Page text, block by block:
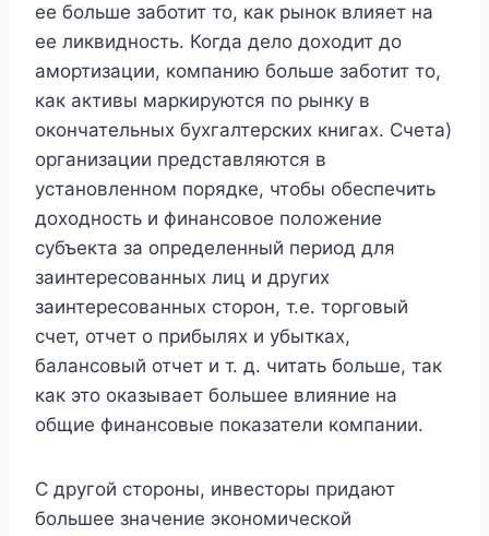
ее больше заботит то, как рынок влияет на
ее ликвидность. Когда дело доходит до
амортизации, компанию больше заботит то,
как активы маркируются по рынку в
окончательных бухгалтерских книгах. Счета)
организации представляются в
установленном порядке, чтобы обеспечить
доходность и финансовое положение
субъекта за определенный период для
заинтересованных лиц и других
заинтересованных сторон, т.е. торговый
счет, отчет о прибылях и убытках,
балансовый отчет и т. д. читать больше, так
как это оказывает большее влияние на
общие финансовые показатели компании.
С другой стороны, инвесторы придают
большее значение экономической